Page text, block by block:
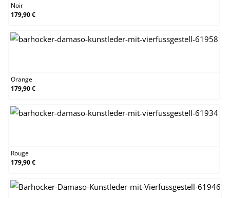
Noir
179,90 €
Orange
179,90 €
Rouge
179,90 €